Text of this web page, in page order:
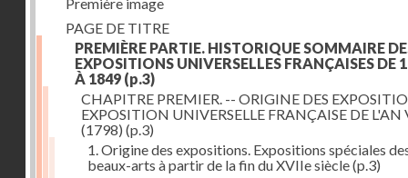
PAGE DE TITRE
PREMIÈRE PARTIE. HISTORIQUE SOMMAIRE
EXPOSITIONS UNIVERSELLES FRANÇAISES DE
À 1849 (p.3)
CHAPITRE PREMIER. -- ORIGINE DES
EXPOSITION UNIVERSELLE FRANÇAISE DE L'AN
(1798) (p.3)
1. Origine des expositions. Expositions spéciales
beaux-arts à partir de la fin du XVIIe siècle(p.3)